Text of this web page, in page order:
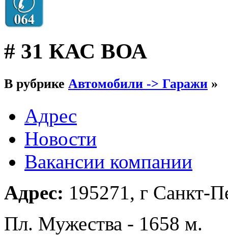
# 31 КАС ВОА
В рубрике Автомобили -> Гаражи »
Адрес
Новости
Вакансии компании
Адрес: 195271, г Санкт-
Пл. Мужества - 1658 м.